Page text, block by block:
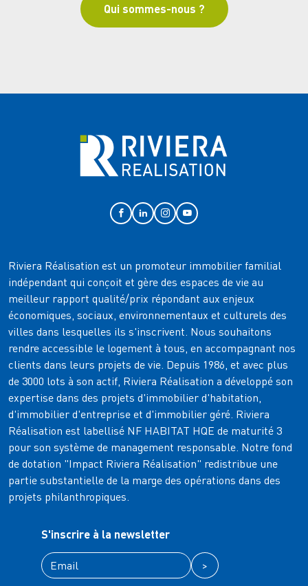
Qui sommes-nous ?
Riviera Réalisation est un promoteur immobilier familial
indépendant qui conçoit et gère des espaces de vie au
meilleur rapport qualité/prix répondant aux enjeux
économiques, sociaux, environnementaux et culturels des
villes dans lesquelles ils s'inscrivent. Nous souhaitons
rendre accessible le logement à tous, en accompagnant nos
clients dans leurs projets de vie. Depuis 1986, et avec plus
de 3000 lots à son actif, Riviera Réalisation a développé son
expertise dans des projets d'immobilier d'habitation,
d'immobilier d'entreprise et d'immobilier géré. Riviera
Réalisation est labellisé NF HABITAT HQE de maturité 3
pour son système de management responsable. Notre fond
de dotation "Impact Riviera Réalisation" redistribue une
partie substantielle de la marge des opérations dans des
projets philanthropiques.
S'inscrire à la newsletter
>